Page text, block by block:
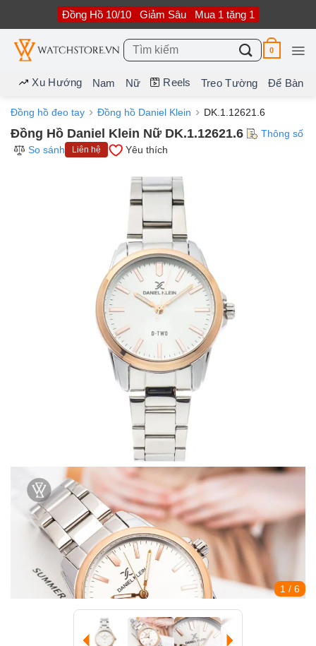
nội
dung
Đồng Hồ 10/10 Giảm Sâu Mua 1 tặng 1
Tìm
kiếm:
0
Xu Hướng Nam Nữ Reels Treo Tường Để Bàn
Đồng hồ đeo tay Đồng hồ Daniel Klein DK.1.12621.6
Đồng Hồ Daniel Klein Nữ DK.1.12621.6
Thông số
So sánh
Liên hệ Yêu thích
1 / 6